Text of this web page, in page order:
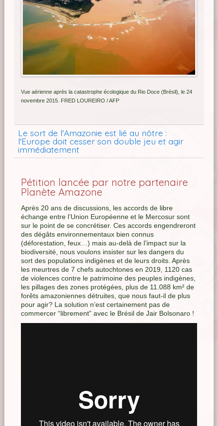
Vue aérienne après la catastrophe écologique du Rio Doce (Brésil), le 24
novembre 2015. FRED LOUREIRO / AFP
Le sort de l'Amazonie est lié au nôtre :
l'Europe doit cesser son double jeu et agir
immédiatement
Pétition lancée par notre partenaire
Planète Amazone
Après 20 ans de discussions, les accords de libre
échange entre l’Union Européenne et le Mercosur sont
sur le point de se concrétiser. Ces accords engendreront
des dégâts environnementaux bien connus
(déforestation, feux…) mais au-delà de l’impact sur la
biodiversité, nous voulons insister sur les dangers du
sort des populations indigènes et de leurs droits. Après
les meurtres de 7 chefs autochtones en 2019, 1120 cas
de violences contre le patrimoine des peuples indigènes,
les pillages des zones protégées, plus de 11.088 km² de
forêts amazoniennes détruites, que nous faut-il de plus
pour agir? La solution n’est certainement pas de
commercer “librement” avec le Brésil de Jair Bolsonaro !